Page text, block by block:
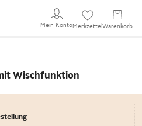
Mein KontoMerkzettel Warenkorb
Wischfunktion